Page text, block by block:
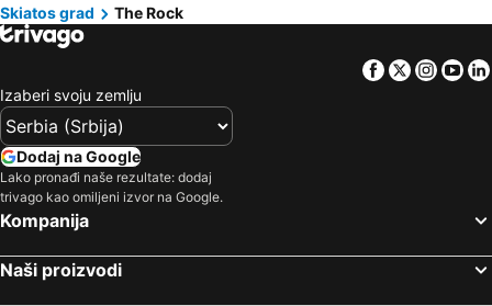
Skiatos grad
The Rock
Facebook
Twitter
Izaberi svoju zemlju
Dodaj na Google
Lako pronađi naše rezultate: dodaj
trivago kao omiljeni izvor na Google.
Kompanija
Naši proizvodi